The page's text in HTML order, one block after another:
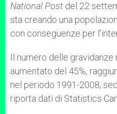
National Post del 22
sta creando una
con conseguenze per
Il numero delle gravidanze
aumentato del 45%,
nel periodo 1991-2008,
riporta dati di Statistics